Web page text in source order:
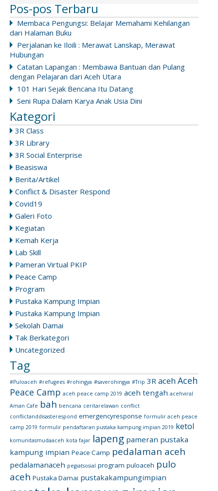
Pos-pos Terbaru
Membaca Pengungsi: Belajar Memahami Kehilangan
dari Halaman Buku
Perjalanan ke Iloili : Merawat Lanskap, Merawat
Hubungan
Catatan Lapangan : Membawa Bantuan dan Pulang
dengan Pelajaran dari Aceh Utara
101 Hari Sejak Bencana Itu Datang
Seni Rupa Dalam Karya Anak Usia Dini
Kategori
3R Class
3R Library
3R Social Enterprise
Beasiswa
Berita/Artikel
Conflict & Disaster Respond
Covid19
Galeri Foto
Kegiatan
Kemah Kerja
Lab Skill
Pameran Virtual PKIP
Peace Camp
Program
Pustaka Kampung Impian
Pustaka Kampung Impian
Sekolah Damai
Tak Berkategori
Uncategorized
Tag
#Puloaceh #refugees #rohingya #saverohingya #Trip 3R acehAceh
Peace Camp aceh peace camp 2019 aceh tengah acehviral
Aman Cafe bah bencana ceritarelawan conflict
conflictanddisasterespond emergencyresponse formulir aceh peace
camp 2019 formulir pendaftaran pustaka kampung impian 2019 ketol
komunitasmudaaceh kota fajar lapeng pameran pustaka
kampung impian Peace Camp pedalaman aceh
pedalamanaceh pegiatsosial program puloaceh pulo
aceh Pustaka Damai pustakakampungimpian